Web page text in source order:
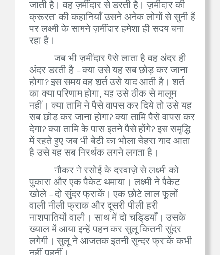
जाती है। वह ज़मींदार से डरती है। ज़मीदार की
क्रूरता की कहानियाँ उसने अनेक लोगों से सुनी हैं
पर लक्ष्मी के सामने ज़मींदार हमेशा ही सदय बना
रहा है।
जब भी ज़मींदार पैसे लाता है वह अंदर ही
अंदर डरती है - क्या उसे यह सब छोड़ कर जाना
होगा? इस समय वह शर्र्त उसे याद आती है। शर्त
का क्या परिणाम होगा, यह उसे ठीक से मालूम
नहीं। क्या तामि ने पैसे वापस कर दिये तो उसे यह
सब छोड़ कर जाना होगा? क्या तामि पैसे वापस कर
देगा? क्या तामि के पास इतने पैसे होंगे? इस समृद्धि
में रहते हुए जब भी बेटी का भोला चेहरा याद आता
है उसे यह सब निरर्थक लगने लगता है।
नौकर ने रसोई के दरवाज़े से लक्ष्मी को
पुकारा और एक पैकेट थमाया। लक्ष्मी ने पैकेट
खोले - दो सुंदर फ्राकें। एक छोटे लाल फूलों
वाली नीली फ्राक और दूसरी पीली हरी
नाशपातियों वाली। साथ में दो चडि्डयाँ। उसके
ख्याल में आया इन्हें पहन कर सुलू कितनी सुंदर
लगेगी। सुलू ने आजतक इतनी सुन्दर फ्राकें कभी